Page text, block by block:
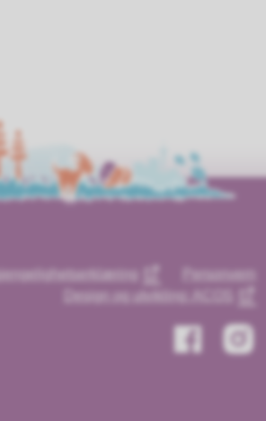
Personvern
Design og utvikling: ACOS